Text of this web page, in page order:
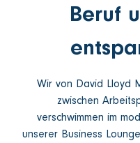
Beruf
Wir von David Lloyd
zwischen
verschwimmen im
unserer Business